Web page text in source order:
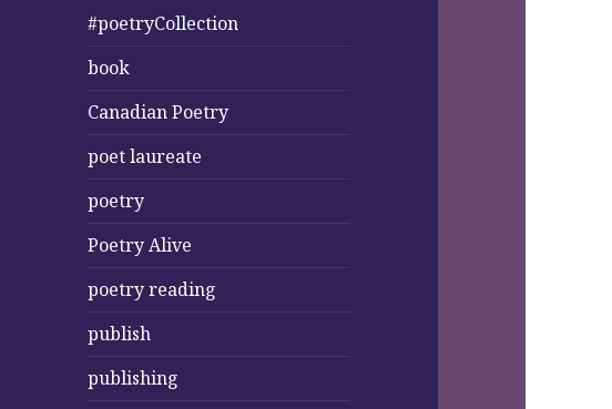
#poetryCollection
book
Canadian Poetry
poet laureate
poetry
Poetry Alive
poetry reading
publish
publishing